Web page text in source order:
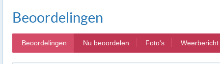
Beoordelingen
Beoordelingen Nu beoordelen Foto's Weerbericht